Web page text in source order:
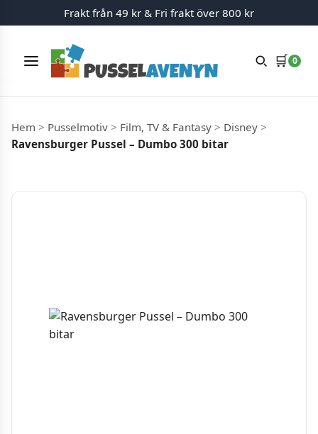
Hoppa till innehåll
Frakt från 49 kr & Fri frakt över 800 kr
Meny 🛒 0
Hem > Pusselmotiv > Film, TV & Fantasy > Disney >
Ravensburger Pussel – Dumbo 300 bitar